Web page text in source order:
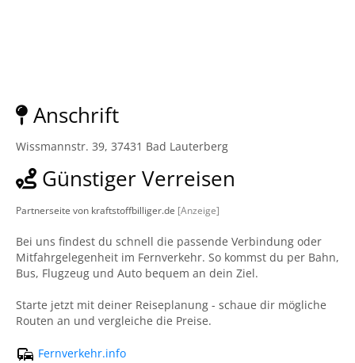
Anschrift
Wissmannstr. 39, 37431 Bad Lauterberg
Günstiger Verreisen
Partnerseite von kraftstoffbilliger.de [Anzeige]
Bei uns findest du schnell die passende Verbindung oder
Mitfahrgelegenheit im Fernverkehr. So kommst du per Bahn,
Bus, Flugzeug und Auto bequem an dein Ziel.
Starte jetzt mit deiner Reiseplanung - schaue dir mögliche
Routen an und vergleiche die Preise.
Fernverkehr.info